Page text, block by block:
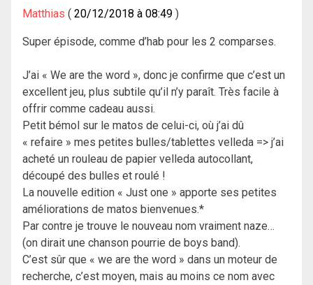
Matthias 20/12/2018 à 08:49
Super épisode, comme d’hab pour les 2 comparses.
J’ai « We are the word », donc je confirme que c’est un
excellent jeu, plus subtile qu’il n’y paraît. Très facile à
offrir comme cadeau aussi.
Petit bémol sur le matos de celui-ci, où j’ai dû
« refaire » mes petites bulles/tablettes velleda => j’ai
acheté un rouleau de papier velleda autocollant,
découpé des bulles et roulé !
La nouvelle edition « Just one » apporte ses petites
améliorations de matos bienvenues.*
Par contre je trouve le nouveau nom vraiment naze…
(on dirait une chanson pourrie de boys band).
C’est sûr que « we are the word » dans un moteur de
recherche, c’est moyen, mais au moins ce nom avec